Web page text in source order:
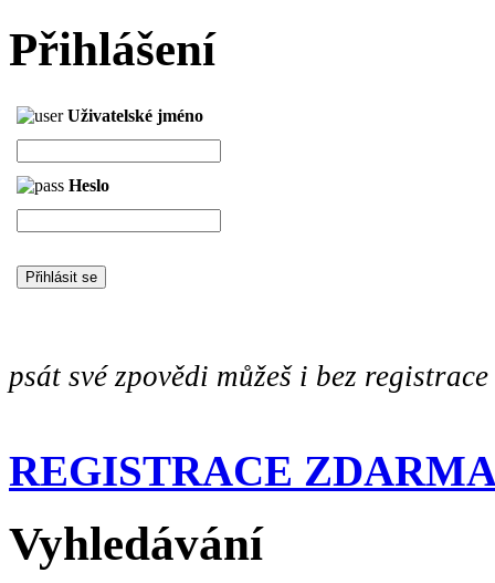
Přihlášení
Uživatelské jméno
Heslo
psát své zpovědi můžeš i bez registrace
REGISTRACE
Vyhledávání